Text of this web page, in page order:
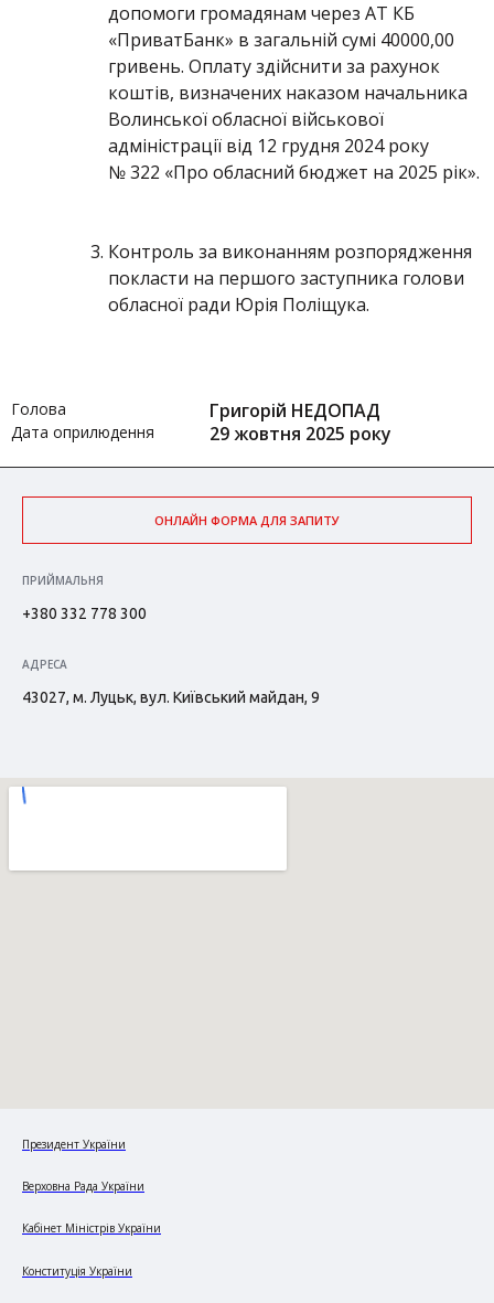
допомоги громадянам через АТ КБ
«ПриватБанк» в загальній сумі 40000,00
гривень. Оплату здійснити за рахунок
коштів, визначених наказом начальника
Волинської обласної військової
адміністрації від 12 грудня 2024 року
№ 322 «Про обласний бюджет на 2025 рік».
Контроль за виконанням розпорядження
покласти на першого заступника голови
обласної ради Юрія Поліщука.
Голова Григорій НЕДОПАД
Дата оприлюдення 29 жовтня 2025 року
ОНЛАЙН ФОРМА ДЛЯ ЗАПИТУ
ПРИЙМАЛЬНЯ
+380 332 778 300
АДРЕСА
43027, м. Луцьк, вул. Київський майдан, 9
Президент України
Верховна Рада України
Кабінет Міністрів України
Конституція України